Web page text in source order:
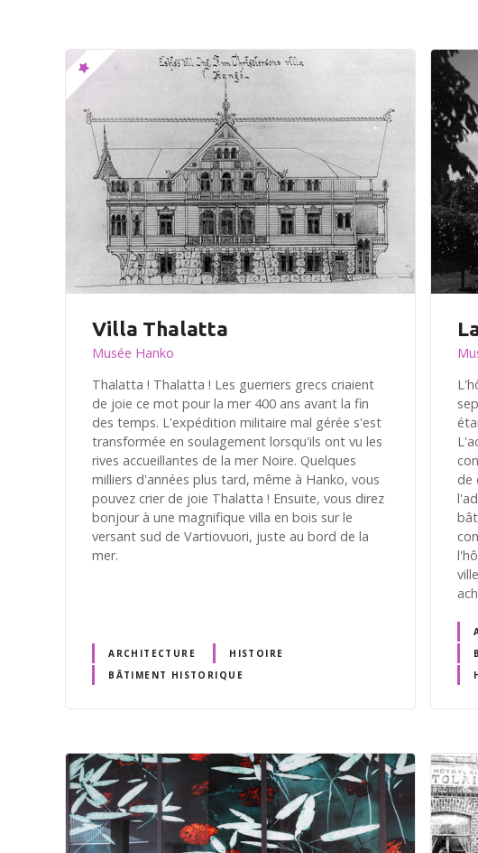
Villa Thalatta
Musée Hanko
Thalatta ! Thalatta ! Les guerriers grecs criaient
de joie ce mot pour la mer 400 ans avant la fin
des temps. L'expédition militaire mal gérée s'est
transformée en soulagement lorsqu'ils ont vu les
rives accueillantes de la mer Noire. Quelques
milliers d'années plus tard, même à Hanko, vous
pouvez crier de joie Thalatta ! Ensuite, vous direz
bonjour à une magnifique villa en bois sur le
versant sud de Vartiovuori, juste au bord de la
mer.
ARCHITECTURE
HISTOIRE
BÂTIMENT HISTORIQUE
de